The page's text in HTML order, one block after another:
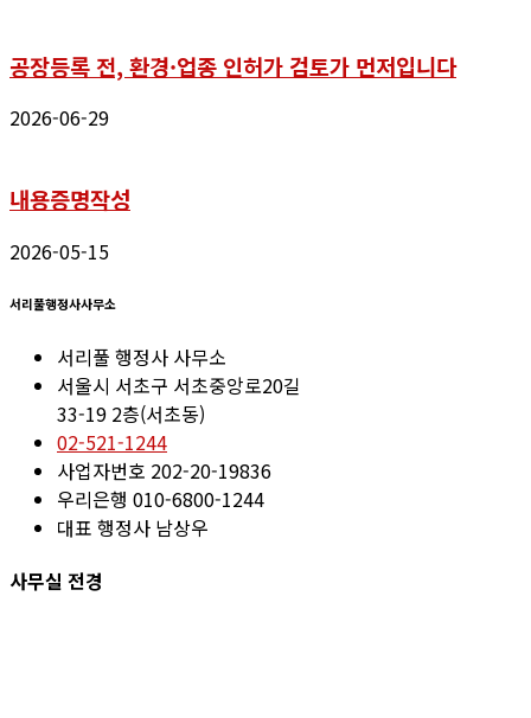
공장등록 전, 환경·업종 인허가 검토가 먼저입니다
2026-06-29
내용증명작성
2026-05-15
서리풀행정사사무소
서리풀 행정사 사무소
서울시 서초구 서초중앙로20길
33-19 2층(서초동)
02-521-1244
사업자번호 202-20-19836
우리은행 010-6800-1244
대표 행정사 남상우
사무실 전경